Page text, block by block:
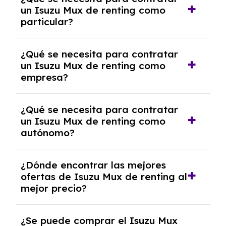
cancelación anticipada. Es importante revisar
las condiciones del contrato y hablar con un
experto que te asesore.
un Isuzu Mux de renting como
particular?
y, en algunos casos, una consulta de solvencia
crediticia y un pago inicial.
¿Qué se necesita para contratar
un Isuzu Mux de renting como
empresa?
documentación financiera y, en algunos
casos, un informe de solvencia de la empresa
y un pago inicial.
¿Qué se necesita para contratar
un Isuzu Mux de renting como
autónomo?
autónomos, justificante de ingresos y, en
algunos casos, un informe fiscal y un pago
inicial.
¿Dónde encontrar las mejores
ofertas de Isuzu Mux de renting al
mejor precio?
mejores ofertas de vehículos de renting con
¿Se puede comprar el Isuzu Mux